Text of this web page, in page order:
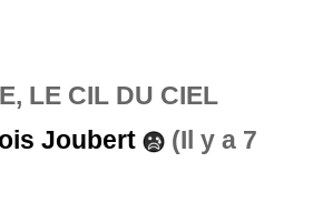
LE CIL DU CIEL
Joubert
(Il y a 7